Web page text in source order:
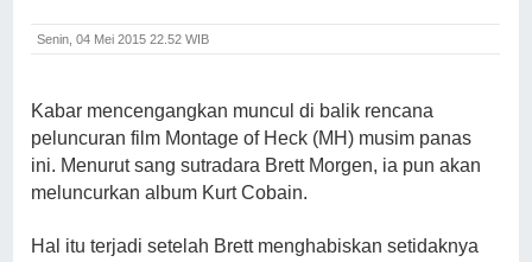
Senin, 04 Mei 2015 22.52 WIB
Kabar mencengangkan muncul di balik rencana
peluncuran film Montage of Heck (MH) musim panas
ini. Menurut sang sutradara Brett Morgen, ia pun akan
meluncurkan album Kurt Cobain.
Hal itu terjadi setelah Brett menghabiskan setidaknya